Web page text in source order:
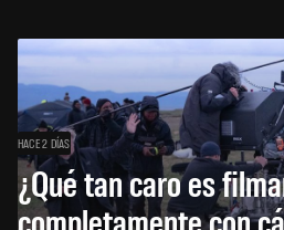
HACE 2 DÍAS
¿Qué tan caro es
completamente con